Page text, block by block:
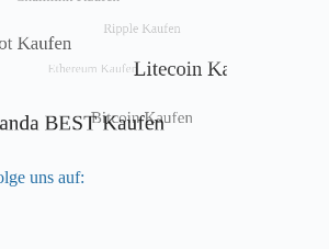
uns auf: